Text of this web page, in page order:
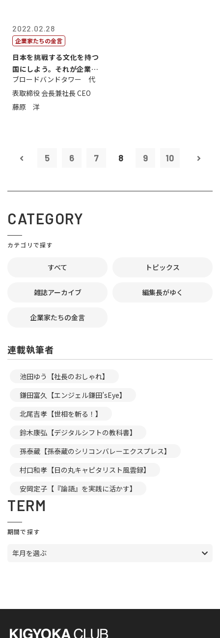
2022.02.28
企業家たちの金言
日本を挑戦する文化を持つ
国にしよう。それが企業家
のミッション...
ブロードバンドタワー 代
表取締役 会長兼社長 CEO
藤原 洋
5 6 7 8 9 10
CATEGORY
カテゴリで探す
すべて トピックス
雑誌アーカイブ 編集長がゆく
企業家たちの金言
連載執筆者
池田ゆう【社長のおしゃれ】
鎌田富久【エンジェル鎌田’sEye】
北尾吉孝【世相を斬る！】
鈴木康弘【デジタルシフトの教科書】
孫泰蔵【孫泰蔵のシリコンバレーエクスプレス】
村口和孝【日の丸キャピタリスト風雲録】
安岡定子【『論語』を実践に活かす】
TERM
期間で探す
年月を選ぶ